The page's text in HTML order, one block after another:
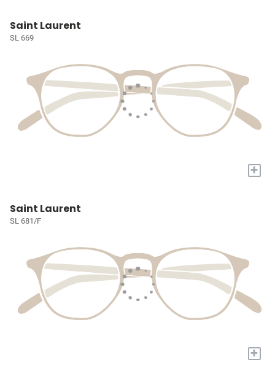
Saint Laurent
SL 669
+
Saint Laurent
SL 681/F
+